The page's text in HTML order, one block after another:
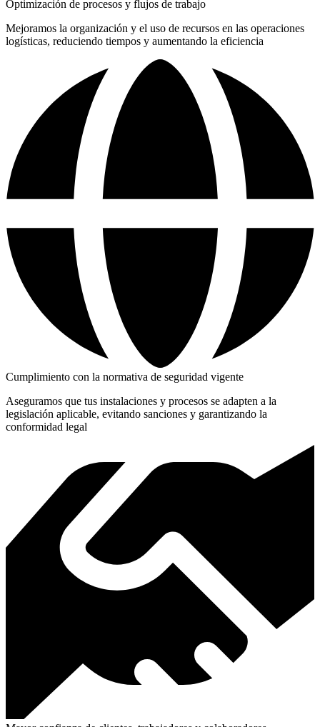
Optimización de procesos y flujos de trabajo
Mejoramos la organización y el uso de recursos en las operaciones
logísticas, reduciendo tiempos y aumentando la eficiencia
Cumplimiento con la normativa de seguridad vigente
Aseguramos que tus instalaciones y procesos se adapten a la
legislación aplicable, evitando sanciones y garantizando la
conformidad legal